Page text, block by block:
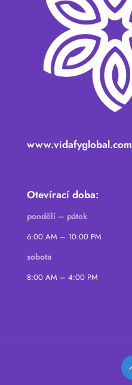
www.vidafyglobal.com
Otevírací doba:
pondělí – pátek
6:00 AM – 10:00 PM
sobota
8:00 AM – 4:00 PM